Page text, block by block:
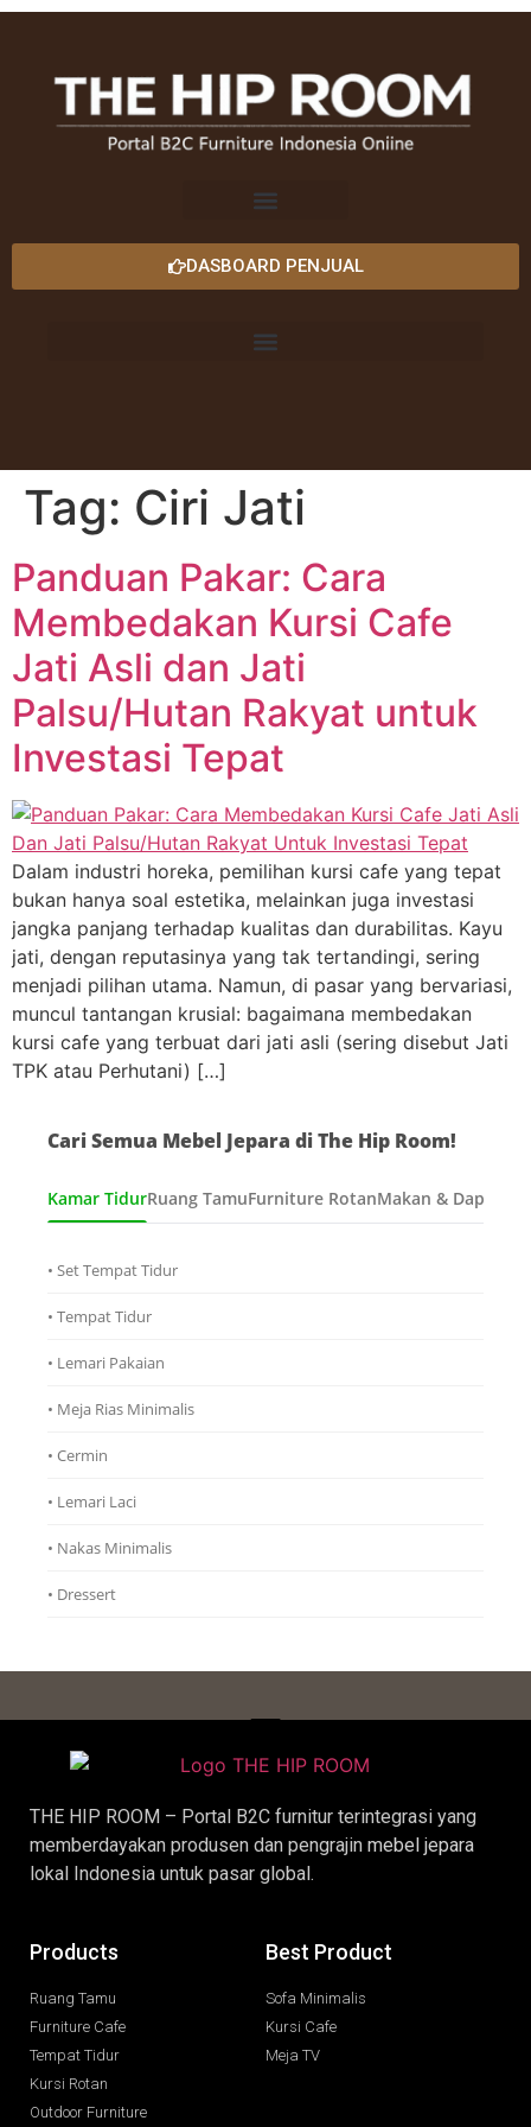
DASBOARD PENJUAL
Tag: Ciri Jati
Panduan Pakar: Cara
Membedakan Kursi Cafe
Jati Asli dan Jati
Palsu/Hutan Rakyat untuk
Investasi Tepat
Dalam industri horeka, pemilihan kursi cafe yang tepat
bukan hanya soal estetika, melainkan juga investasi
jangka panjang terhadap kualitas dan durabilitas. Kayu
jati, dengan reputasinya yang tak tertandingi, sering
menjadi pilihan utama. Namun, di pasar yang bervariasi,
muncul tantangan krusial: bagaimana membedakan
kursi cafe yang terbuat dari jati asli (sering disebut Jati
TPK atau Perhutani) […]
Cari Semua Mebel Jepara di The Hip Room!
Kamar TidurRuang TamuFurniture RotanMakan & Dapur
• Set Tempat Tidur
• Tempat Tidur
• Lemari Pakaian
• Meja Rias Minimalis
• Cermin
• Lemari Laci
• Nakas Minimalis
• Dressert
THE HIP ROOM – Portal B2C furnitur terintegrasi yang
memberdayakan produsen dan pengrajin mebel jepara
lokal Indonesia untuk pasar global.
Products
Ruang Tamu
Furniture Cafe
Tempat Tidur
Kursi Rotan
Outdoor Furniture
Best Product
Sofa Minimalis
Kursi Cafe
Meja TV